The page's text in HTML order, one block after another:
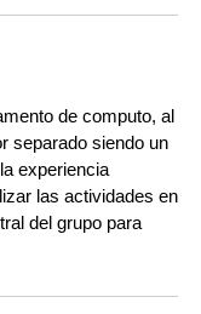
de computo, al
separado siendo un
experiencia
las actividades en
del grupo para